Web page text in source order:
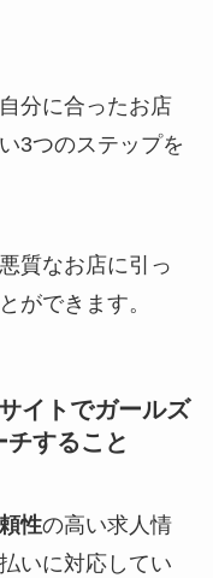
分に合ったお店
3つのステップを
質なお店に引っ
ができます。
イトでガールズ
すること
性の高い求人情
いに対応してい